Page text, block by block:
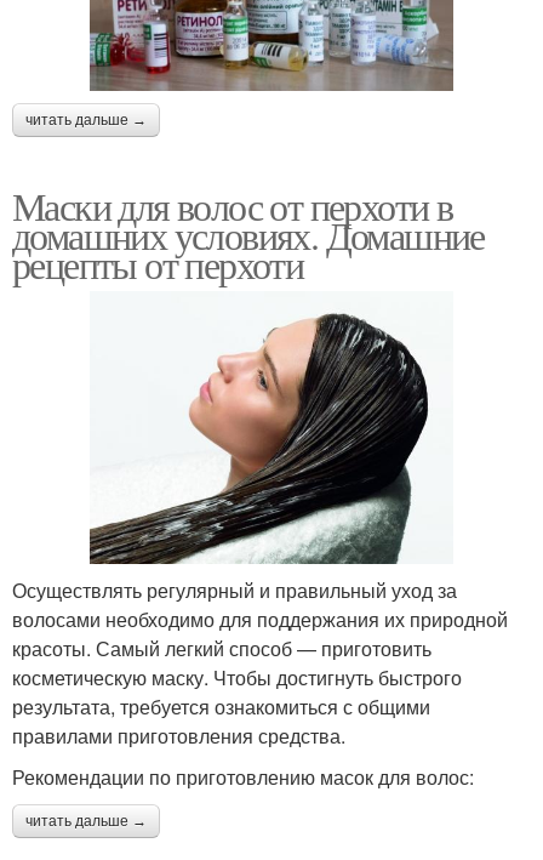
читать дальше →
Маски для волос от перхоти в
домашних условиях. Домашние
рецепты от перхоти
Осуществлять регулярный и правильный уход за
волосами необходимо для поддержания их природной
красоты. Самый легкий способ — приготовить
косметическую маску. Чтобы достигнуть быстрого
результата, требуется ознакомиться с общими
правилами приготовления средства.
Рекомендации по приготовлению масок для волос:
читать дальше →